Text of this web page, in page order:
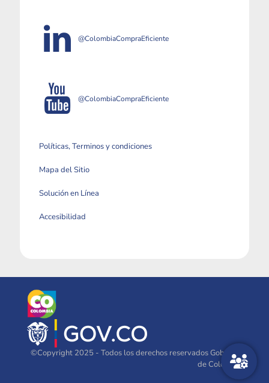
@ColombiaCompraEficiente
@ColombiaCompraEficiente
Políticas, Terminos y condiciones
Mapa del Sitio
Solución en Línea
Accesibilidad
©Copyright 2025 - Todos los derechos reservados Gobierno
de Colombia